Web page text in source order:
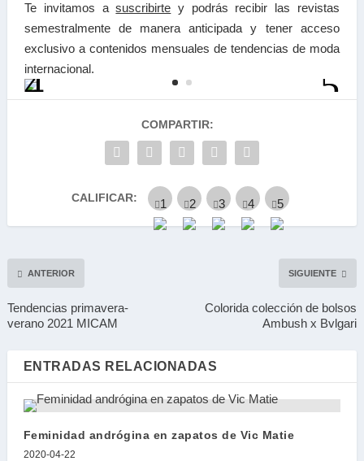
Te invitamos asuscribirte y podrás recibir las revistas
semestralmente de manera anticipada y tener acceso
exclusivo a contenidos mensuales de tendencias de moda
internacional.
COMPARTIR:
CALIFICAR:
ANTERIOR
Tendencias primavera-
verano 2021 MICAM
SIGUIENTE
Colorida colección de bolsos
Ambush x Bvlgari
ENTRADAS RELACIONADAS
Feminidad andrógina en zapatos de Vic Matie
2020-04-22